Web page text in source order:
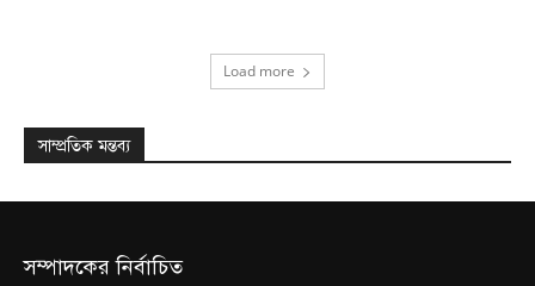
Load more
সাম্প্রতিক মন্তব্য
সম্পাদকের নির্বাচিত